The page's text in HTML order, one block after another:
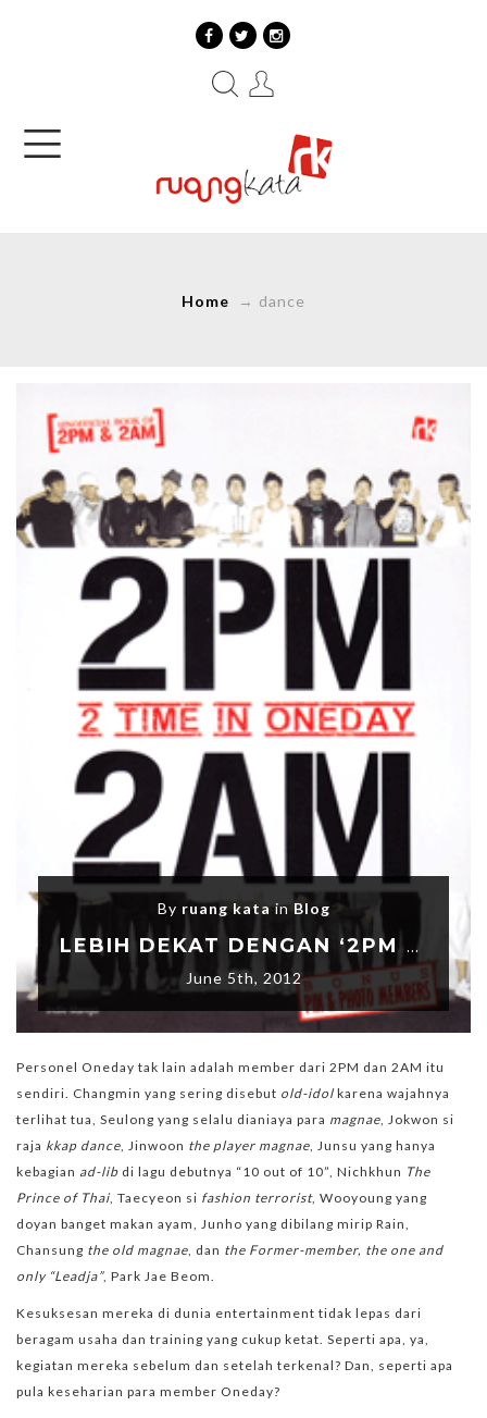
Home → dance
By ruang katainBlog
LEBIH DEKAT DENGAN ‘2PM & 2AM IN ONEDAY’
June 5th, 2012
Personel Oneday tak lain adalah member dari 2PM dan 2AM itu
sendiri. Changmin yang sering disebut old-idolkarena wajahnya
terlihat tua, Seulong yang selalu dianiaya para magnae , Jokwon si
raja kkap dance , Jinwoon the player magnae , Junsu yang hanya
kebagian ad-lib di lagu debutnya “10 out of 10”, Nichkhun The
Prince of Thai, Taecyeon si fashion terrorist, Wooyoung yang
doyan banget makan ayam, Junho yang dibilang mirip Rain,
Chansung the old magnae , dan the Former-member, the one and
only “Leadja”, Park Jae Beom.
Kesuksesan mereka di dunia entertainment tidak lepas dari
beragam usaha dan training yang cukup ketat. Seperti apa, ya,
kegiatan mereka sebelum dan setelah terkenal? Dan, seperti apa
pula keseharian para member Oneday?